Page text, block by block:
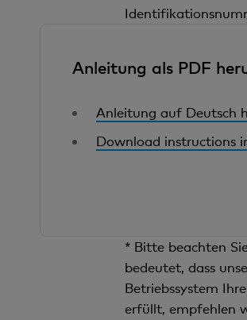
Anleitung als PDF
Anleitung auf Deutsch
Download instructions
* Bitte beachten
bedeutet, dass
Betriebssystem
erfüllt, empfehlen